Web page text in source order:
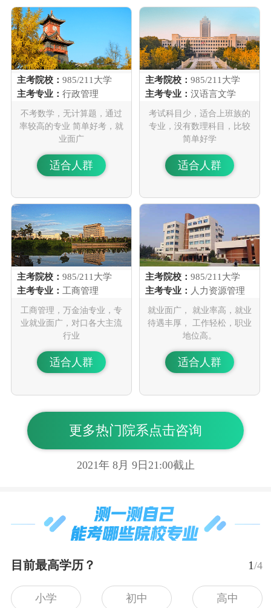
主考院校： 985/211大学
主考专业： 行政管理
不考数学，无计算题，通过
率较高的专业 简单好考，就
业面广
适合人群
主考院校：985/211大学
主考专业：汉语言文学
考试科目少，适合上班族的
专业，没有数理科目，比较
简单好学
适合人群
主考院校： 985/211大学
主考专业： 工商管理
工商管理，万金油专业，专
业就业面广，对口各大主流
行业
适合人群
主考院校：985/211大学
主考专业： 人力资源管理
就业面广， 就业率高，就业
待遇丰厚， 工作轻松，职业
地位高。
适合人群
更多热门院系点击咨询
2021年 8月 9日21:00截止
目前最高学历？ 1/4
小学 初中 高中